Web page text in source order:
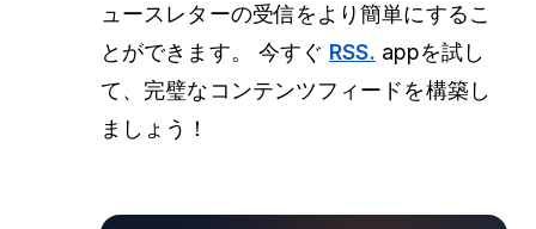
ュースレターの受信をより簡単にするこ
とができます。 今すぐ RSS. appを試し
て、完璧なコンテンツフィードを構築し
ましょう！